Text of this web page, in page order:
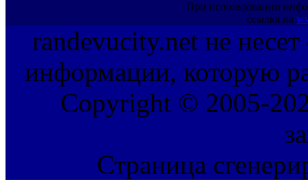
При использовании
ссылка на
randevucity.net не несет
информации, которую
Copyright © 2005-
Страница